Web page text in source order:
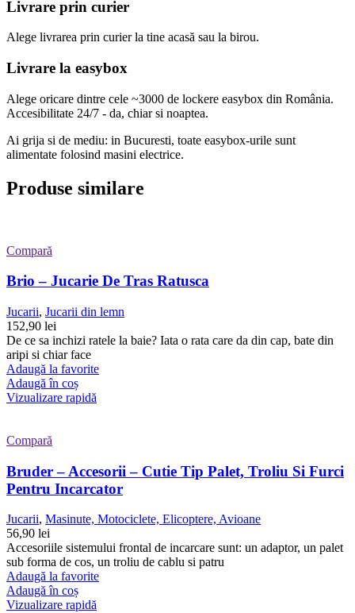
Livrare prin curier
Alege livrarea prin curierla tine acasă sau la birou.
Livrare la easybox
Alege oricare dintre cele ~3000 de lockere easybox din România.
Accesibilitate 24/7 - da, chiar si noaptea.
Ai grija si de mediu: in Bucuresti, toate easybox-urile sunt
alimentate folosind masini electrice.
Produse similare
Compară
Brio – Jucarie De Tras Ratusca
Jucarii, Jucarii din lemn
152,90 lei
De ce sa inchizi ratele la baie? Iata o rata care da din cap, bate din
aripi si chiar face
Adaugă la favorite
Adaugă în coș
Vizualizare rapidă
Compară
Bruder – Accesorii – Cutie Tip Palet, Troliu Si Furci
Pentru Incarcator
Jucarii, Masinute, Motociclete, Elicoptere, Avioane
56,90 lei
Accesoriile sistemului frontal de incarcare sunt: un adaptor, un palet
sub forma de cos, un troliu de cablu si patru
Adaugă la favorite
Adaugă în coș
Vizualizare rapidă